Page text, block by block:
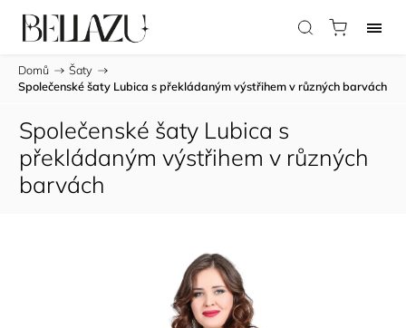
Domů / Šaty /
Společenské šaty Lubica s překládaným výstřihem v různých barvách
Společenské šaty Lubica s
překládaným výstřihem v různých
barvách